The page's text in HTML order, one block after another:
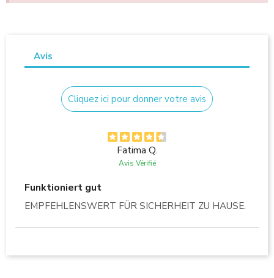
Avis
Cliquez ici pour donner votre avis
Fatima Q.
Avis Vérifié
Funktioniert gut
EMPFEHLENSWERT FÜR SICHERHEIT ZU HAUSE.